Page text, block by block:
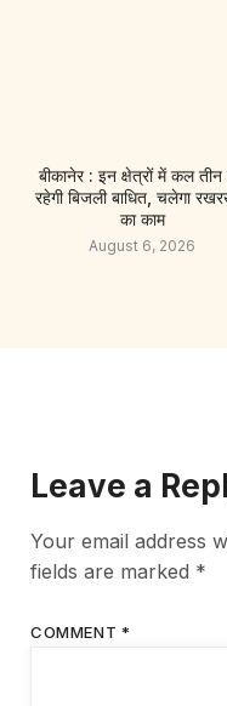
बीकानेर : इन क्षेत्रों में कल
रहेगी बिजली बाधित, चलेगा
का काम
August 6, 2026
Leave a
Your email address
fields are marked *
COMMENT *